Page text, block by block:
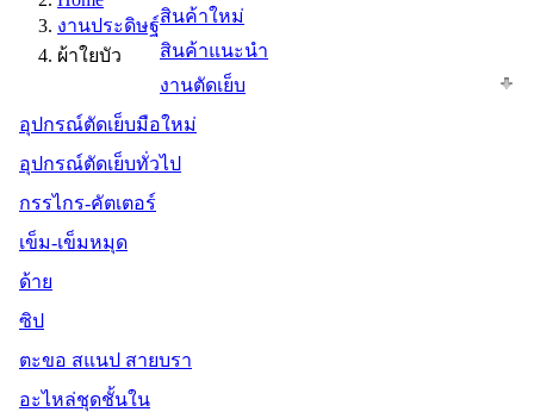
งานประดิษฐ์
ผ้าใยบัว
สินค้าใหม่
สินค้าแนะนำ
งานตัดเย็บ
อุปกรณ์ตัดเย็บมือใหม่
อุปกรณ์ตัดเย็บทั่วไป
กรรไกร-คัตเตอร์
เข็ม-เข็มหมุด
ด้าย
ซิป
ตะขอ สแนป สายบรา
อะไหล่ชุดชั้นใน